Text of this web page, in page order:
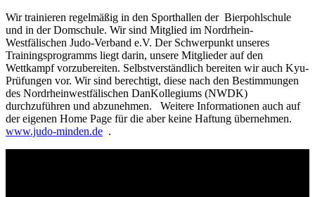
Wir trainieren regelmäßig in den Sporthallen der Bierpohlschule
und in der Domschule. Wir sind Mitglied im Nordrhein-
Westfälischen Judo-Verband e.V. Der Schwerpunkt unseres
Trainingsprogramms liegt darin, unsere Mitglieder auf den
Wettkampf vorzubereiten. Selbstverständlich bereiten wir auch Kyu-
Prüfungen vor. Wir sind berechtigt, diese nach den Bestimmungen
des Nordrheinwestfälischen DanKollegiums (NWDK)
durchzuführen und abzunehmen. Weitere Informationen auch auf
der eigenen Home Page für die aber keine Haftung übernehmen.
www.judo-minden.de .